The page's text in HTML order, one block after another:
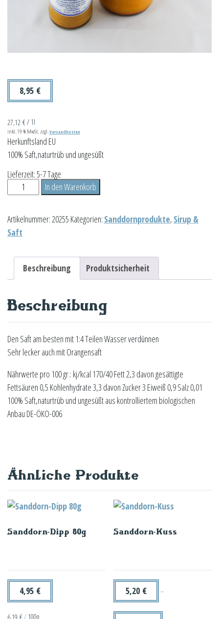
8,95 €
27,12 €/ 1l
inkl. 19 % MwSt. zzgl. Versandkosten
Herkunftsland EU
100% Saft,naturtrüb und ungesüßt
Lieferzeit:5-7 Tage
Sanddorn-
Saft
Menge
In den Warenkorb
Artikelnummer: 20255 Kategorien: Sanddornprodukte, Sirup &
Saft
Beschreibung Produktsicherheit
Beschreibung
Den Saft am besten mit 1:4 Teilen Wasser verdünnen
Sehr lecker auch mit Orangensaft
Nährwerte pro 100 gr.: kj/kcal 170/40 Fett 2,3 davon gesättigte
Fettsäuren 0,5 Kohlenhydrate 3,3 davon Zucker 3 Eiweiß 0,9 Salz 0,01
100% Saft,naturtrüb und ungesüßt aus kontrolliertem biologischen
Anbau DE-ÖKO-006
Ähnliche Produkte
Sanddorn-Dipp 80g
4,95 €
6,19 € / 100g
Sanddorn-Kuss
5,20 € –